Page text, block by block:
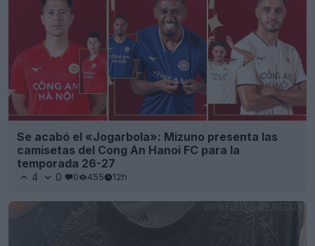
Se acabó el «Jogarbola»: Mizuno presenta las
camisetas del Cong An Hanoi FC para la
temporada 26-27
4 0 0 455 12h